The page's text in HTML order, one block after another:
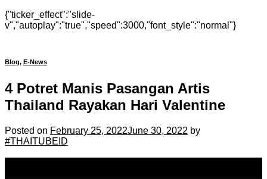
{"ticker_effect":"slide-
v","autoplay":"true","speed":3000,"font_style":"normal"}
Blog, E-News
4 Potret Manis Pasangan Artis
Thailand Rayakan Hari Valentine
Posted on February 25, 2022June 30, 2022 by
#THAITUBEID